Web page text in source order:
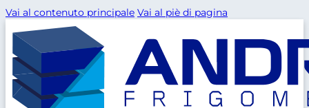
Vai al contenuto principale Vai al piè di pagina